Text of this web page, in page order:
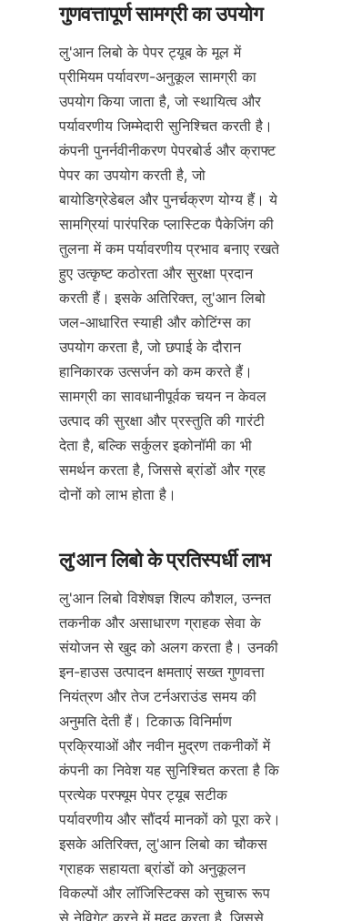
लु'आन लिबो के पेपर ट्यूब के मूल में
प्रीमियम पर्यावरण-अनुकूल सामग्री का
उपयोग किया जाता है, जो स्थायित्व और
पर्यावरणीय जिम्मेदारी सुनिश्चित करती है।
कंपनी पुनर्नवीनीकरण पेपरबोर्ड और क्राफ्ट
पेपर का उपयोग करती है, जो
बायोडिग्रेडेबल और पुनर्चक्रण योग्य हैं। ये
सामग्रियां पारंपरिक प्लास्टिक पैकेजिंग की
तुलना में कम पर्यावरणीय प्रभाव बनाए रखते
हुए उत्कृष्ट कठोरता और सुरक्षा प्रदान
करती हैं। इसके अतिरिक्त, लु'आन लिबो
जल-आधारित स्याही और कोटिंग्स का
उपयोग करता है, जो छपाई के दौरान
हानिकारक उत्सर्जन को कम करते हैं।
सामग्री का सावधानीपूर्वक चयन न केवल
उत्पाद की सुरक्षा और प्रस्तुति की गारंटी
देता है, बल्कि सर्कुलर इकोनॉमी का भी
समर्थन करता है, जिससे ब्रांडों और ग्रह
दोनों को लाभ होता है।
लु'आन लिबो विशेषज्ञ शिल्प कौशल, उन्नत
तकनीक और असाधारण ग्राहक सेवा के
संयोजन से खुद को अलग करता है। उनकी
इन-हाउस उत्पादन क्षमताएं सख्त गुणवत्ता
नियंत्रण और तेज टर्नअराउंड समय की
अनुमति देती हैं। टिकाऊ विनिर्माण
प्रक्रियाओं और नवीन मुद्रण तकनीकों में
कंपनी का निवेश यह सुनिश्चित करता है कि
प्रत्येक परफ्यूम पेपर ट्यूब सटीक
पर्यावरणीय और सौंदर्य मानकों को पूरा करे।
इसके अतिरिक्त, लु'आन लिबो का चौकस
ग्राहक सहायता ब्रांडों को अनुकूलन
विकल्पों और लॉजिस्टिक्स को सुचारू रूप
से नेविगेट करने में मदद करता है, जिससे